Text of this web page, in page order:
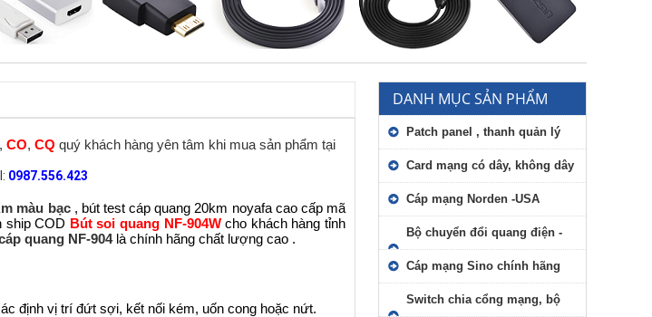
CO, CQ quý khách hàng yên tâm khi mua sản phẩm tại
0987.556.423
màu bạc, bút test cáp quang 20km noyafa cao cấp mã
ship COD Bút soi quang NF-904Wcho khách hàng tỉnh
quang NF-904là chính hãng chất lượng cao .
định vị trí đứt sợi, kết nối kém, uốn cong hoặc nứt.
DANH MỤC SẢN PHẨM
Patch panel , thanh quản lý
Card mạng có dây, không dây
Cáp mạng Norden -USA
Bộ chuyển đổi quang điện -
Comverter quang - modul
Cáp mạng Sino chính hãng
Switch chia cổng mạng, bộ